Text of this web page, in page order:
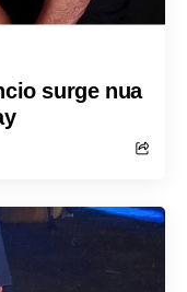
surge nua